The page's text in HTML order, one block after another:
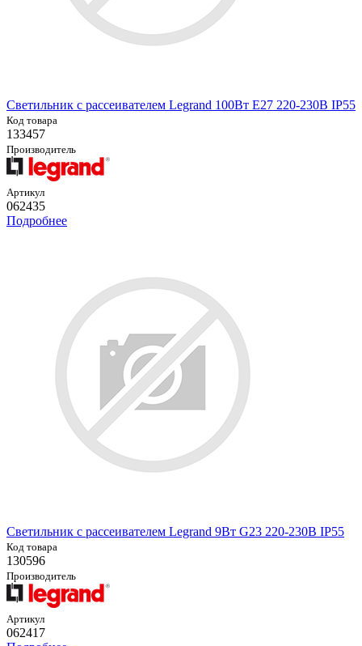
Светильник с рассеивателем Legrand 100Вт E27 220-230В IP55
Код товара
133457
Производитель
Артикул
062435
Подробнее
Светильник с рассеивателем Legrand 9Вт G23 220-230В IP55
Код товара
130596
Производитель
Артикул
062417